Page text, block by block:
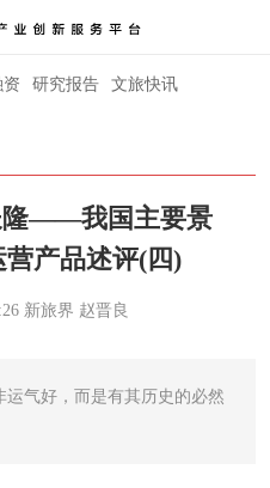
研究报告 文旅快讯
隆——我国主要景
营产品述评(四)
新旅界 赵晋良
气好，而是有其历史的必然